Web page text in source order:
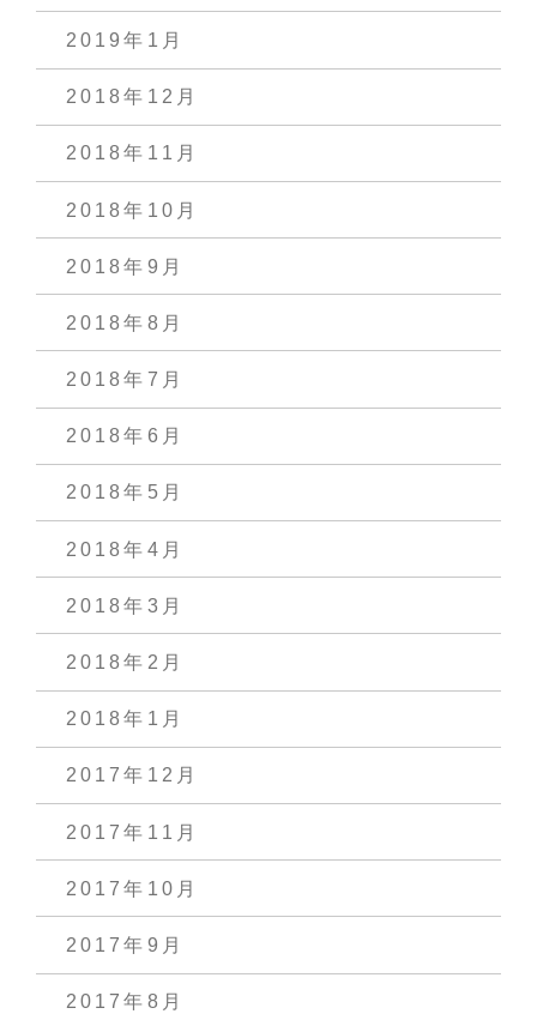
2019年1月
2018年12月
2018年11月
2018年10月
2018年9月
2018年8月
2018年7月
2018年6月
2018年5月
2018年4月
2018年3月
2018年2月
2018年1月
2017年12月
2017年11月
2017年10月
2017年9月
2017年8月